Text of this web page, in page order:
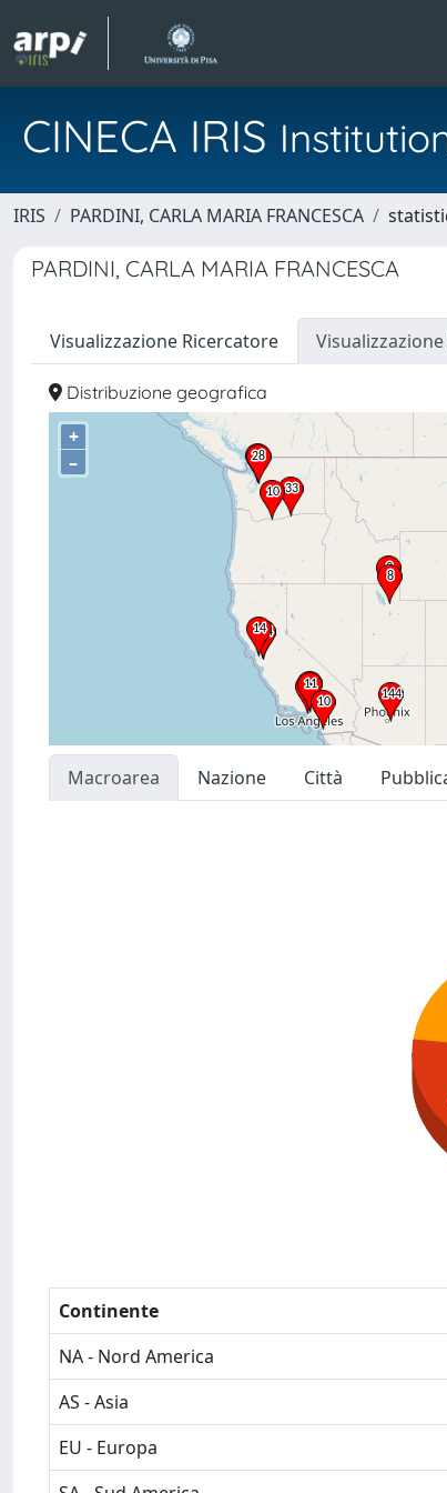
CINECA IRIS
IRIS PARDINI, CARLA MARIA FRANCESCA
PARDINI, CARLA MARIA FRANCESCA
Visualizzazione Ricercatore
Distribuzione geografica
+
–
Macroarea Nazione Città
Continente
NA - Nord America
AS - Asia
EU - Europa